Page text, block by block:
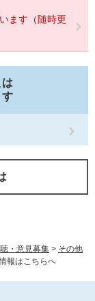
・意見募集 > その他
報はこちらへ
ます（随時更